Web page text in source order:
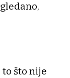
to što nije